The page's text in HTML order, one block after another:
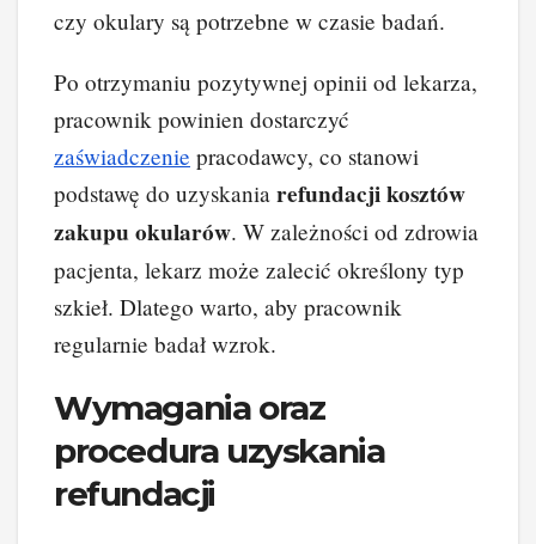
czy okulary są potrzebne w czasie badań.
Po otrzymaniu pozytywnej opinii od lekarza,
pracownik powinien dostarczyć
zaświadczenie pracodawcy, co stanowi
podstawę do uzyskania refundacji kosztów
zakupu okularów. W zależności od zdrowia
pacjenta, lekarz może zalecić określony typ
szkieł. Dlatego warto, aby pracownik
regularnie badał wzrok.
Wymagania oraz
procedura uzyskania
refundacji